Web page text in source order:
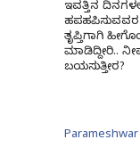
ಇವತ್ತಿನ
ತೃಪ್ತಿಗಾಗಿ
ಮಾಡಿದ್ದೀರಿ..
ಬಯಸುತ್ತೀರ?